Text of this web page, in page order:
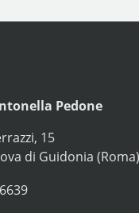
Pedone
15
di Guidonia (Roma)